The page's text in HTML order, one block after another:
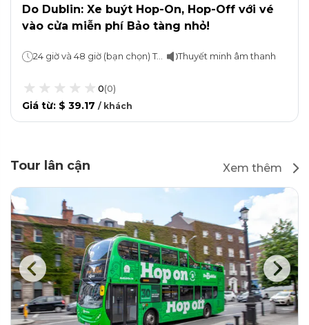
Do Dublin: Xe buýt Hop-On, Hop-Off với vé
vào cửa miễn phí Bảo tàng nhỏ!
24 giờ và 48 giờ (bạn chọn) Tour đi bộ miễn phí: 2 giờ Thuyết minh âm thanh
0(0)
Giá từ: $ 39.17 / khách
Tour lân cận Xem thêm